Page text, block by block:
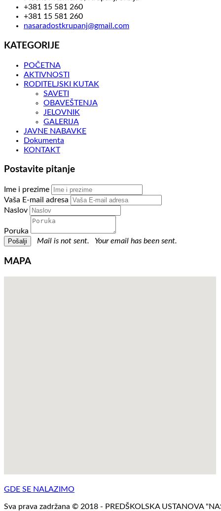
+381 15 581 260
+381 15 581 260
nasaradostkrupanj@gmail.com
KATEGORIJE
POČETNA
AKTIVNOSTI
RODITELJSKI KUTAK
SAVETI
OBAVEŠTENJA
JELOVNIK
GALERIJA
JAVNE NABAVKE
Dokumenta
KONTAKT
Postavite pitanje
Ime i prezime
Vaša E-mail adresa
Naslov
Poruka
Mail is not sent.
Your email has been sent.
MAPA
GDE SE NALAZIMO
Sva prava zadržana © 2018 - PREDŠKOLSKA USTANOVA